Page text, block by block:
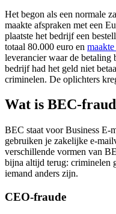
Het begon als een normale
maakte afspraken met een
plaatste het bedrijf een
totaal 80.000 euro en
leverancier waar de betaling
bedrijf had het geld niet
criminelen. De oplichters
Wat is BEC-
BEC staat voor Business E-
gebruiken je zakelijke e-
verschillende vormen van
bijna altijd terug: criminelen
iemand anders zijn.
CEO-fraude